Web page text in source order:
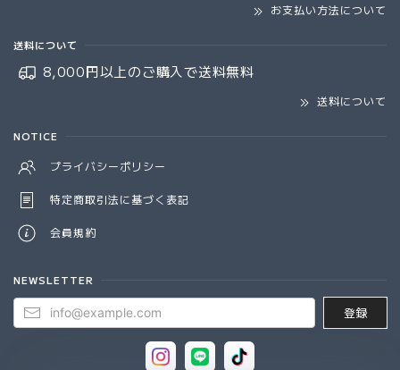
お支払い方法について
送料について
8,000円以上のご購入で送料無料
送料について
NOTICE
プライバシーポリシー
特定商取引法に基づく表記
会員規約
NEWSLETTER
登録